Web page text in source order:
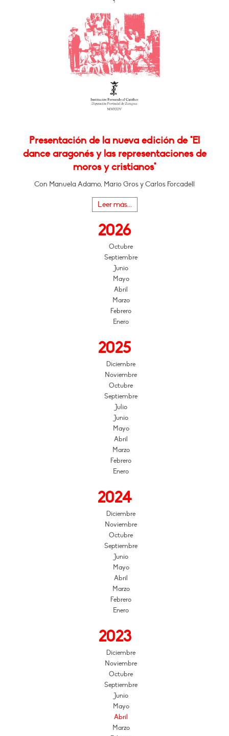
Presentación de la nueva edición de "El
dance aragonés y las representaciones de
moros y cristianos"
Con Manuela Adamo, Mario Gros y Carlos Forcadell
Leer más...
2026
Octubre
Septiembre
Junio
Mayo
Abril
Marzo
Febrero
Enero
2025
Diciembre
Noviembre
Octubre
Septiembre
Julio
Junio
Mayo
Abril
Marzo
Febrero
Enero
2024
Diciembre
Noviembre
Octubre
Septiembre
Junio
Mayo
Abril
Marzo
Febrero
Enero
2023
Diciembre
Noviembre
Octubre
Septiembre
Junio
Mayo
Abril
Marzo